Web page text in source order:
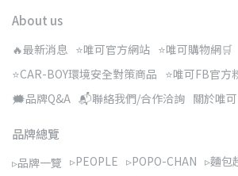
About us
🔥最新消息 ⭐唯可官方網站 ⭐唯可購物網🛒
⭐CAR-BOY環境安全對策商品 ⭐唯可FB官方
🗯️品牌Q&A 📬聯絡我們/合作洽詢 關於唯可
品牌總覽
▹品牌一覽 ▹PEOPLE ▹POPO-CHAN ▹麵包